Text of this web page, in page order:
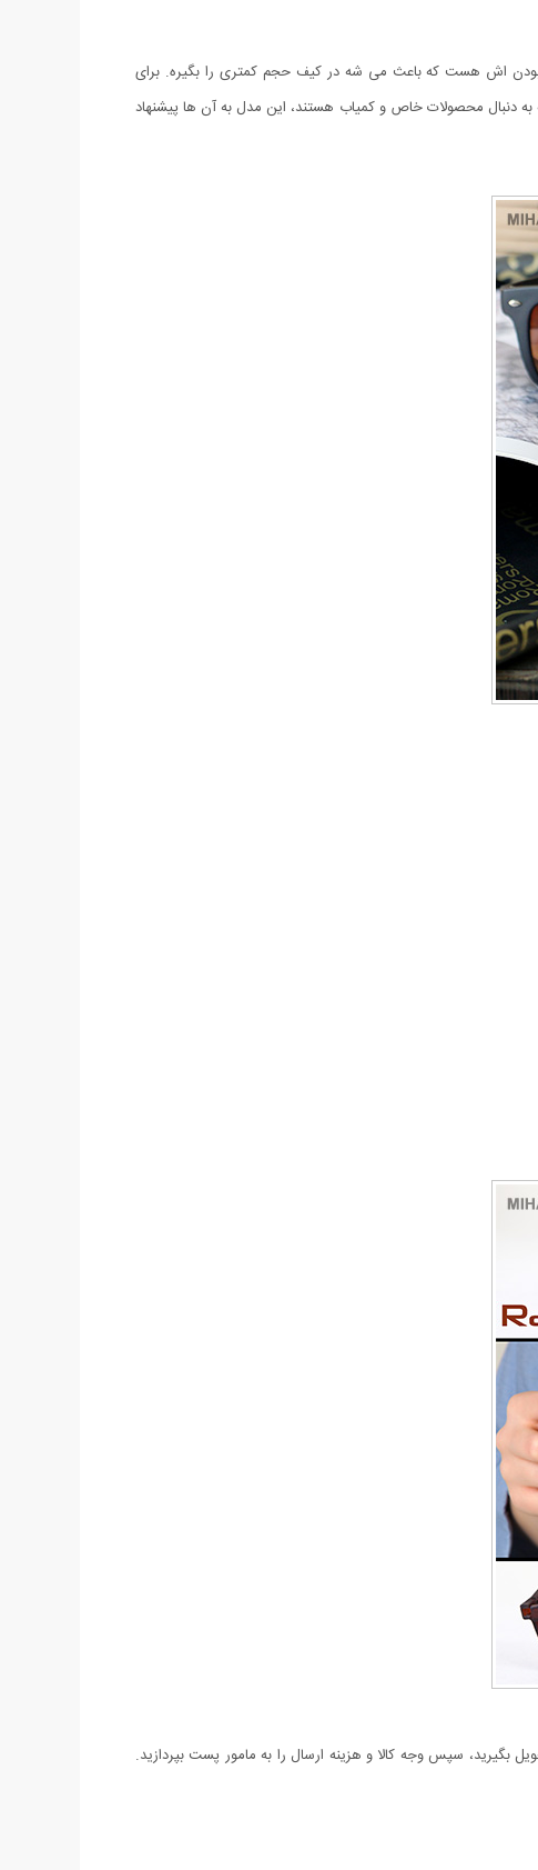
اش هست که باعث می شه در کیف حجم کمتری را بگیره. برای
دنبال محصولات خاص و کمیاب هستند، این مدل به آن ها پیشنهاد
سپس وجه کالا و هزینه ارسال را به مامور پست بپردازید.